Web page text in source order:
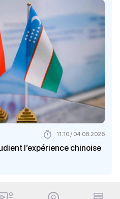
l’expérience chinoise
11:10 / 04.08.2026